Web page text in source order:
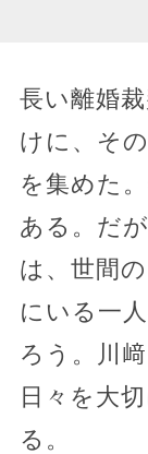
長い離婚
けに、そ
を集めた
ある。だ
は、世間
にいる一
ろう。川
日々を大
る。